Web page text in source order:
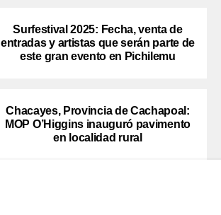
Surfestival 2025: Fecha, venta de
entradas y artistas que serán parte de
este gran evento en Pichilemu
Chacayes, Provincia de Cachapoal:
MOP O’Higgins inauguró pavimento
en localidad rural